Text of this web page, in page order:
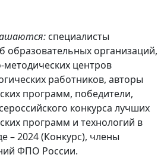
специалисты
образовательных организаций,
методических центров
работников, авторы
программ, победители,
конкурса лучших
программ и технологий в
– 2024 (Конкурс), члены
ФПО России.